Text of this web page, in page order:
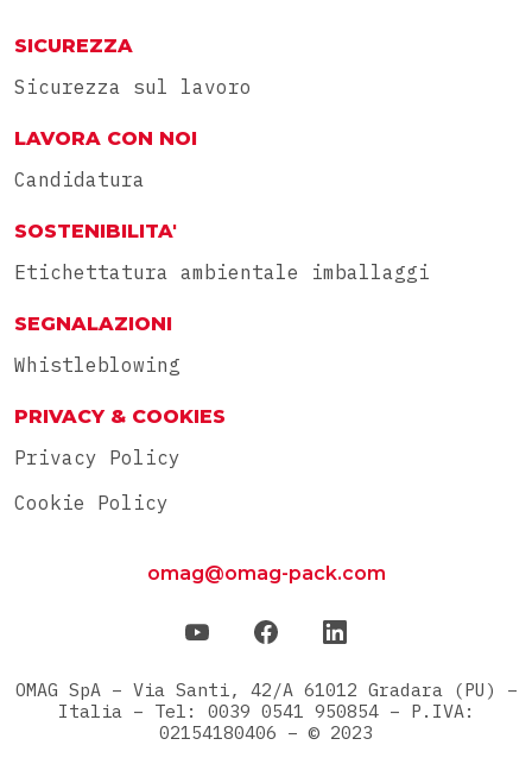
SICUREZZA
Sicurezza sul lavoro
LAVORA CON NOI
Candidatura
SOSTENIBILITA'
Etichettatura ambientale imballaggi
SEGNALAZIONI
Whistleblowing
PRIVACY & COOKIES
Privacy Policy
Cookie Policy
omag@omag-pack.com
OMAG SpA – Via Santi, 42/A 61012 Gradara (PU) –
Italia – Tel: 0039 0541 950854 – P.IVA:
02154180406 – © 2023